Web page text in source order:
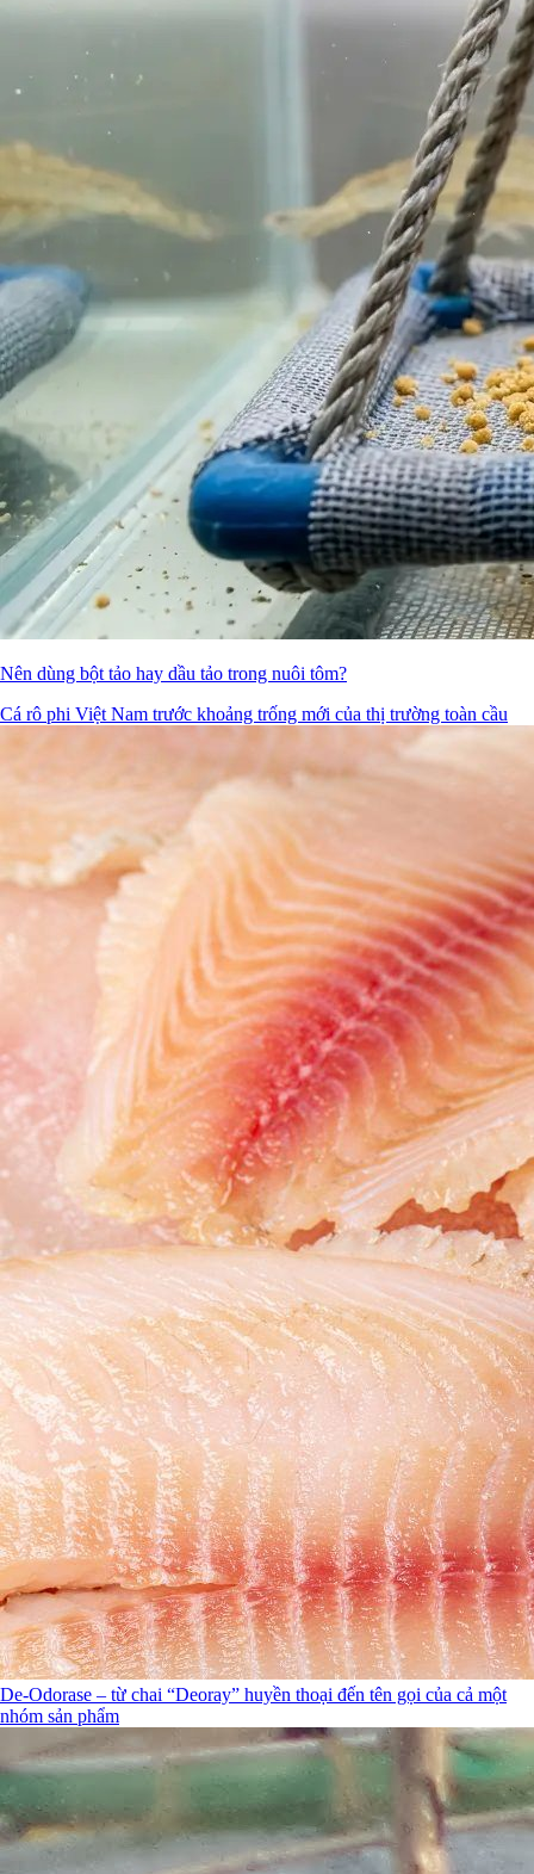
Nên dùng bột tảo hay dầu tảo trong nuôi tôm?
Cá rô phi Việt Nam trước khoảng trống mới của thị trường toàn cầu
De-Odorase – từ chai “Deoray” huyền thoại đến tên gọi của cả một
nhóm sản phẩm